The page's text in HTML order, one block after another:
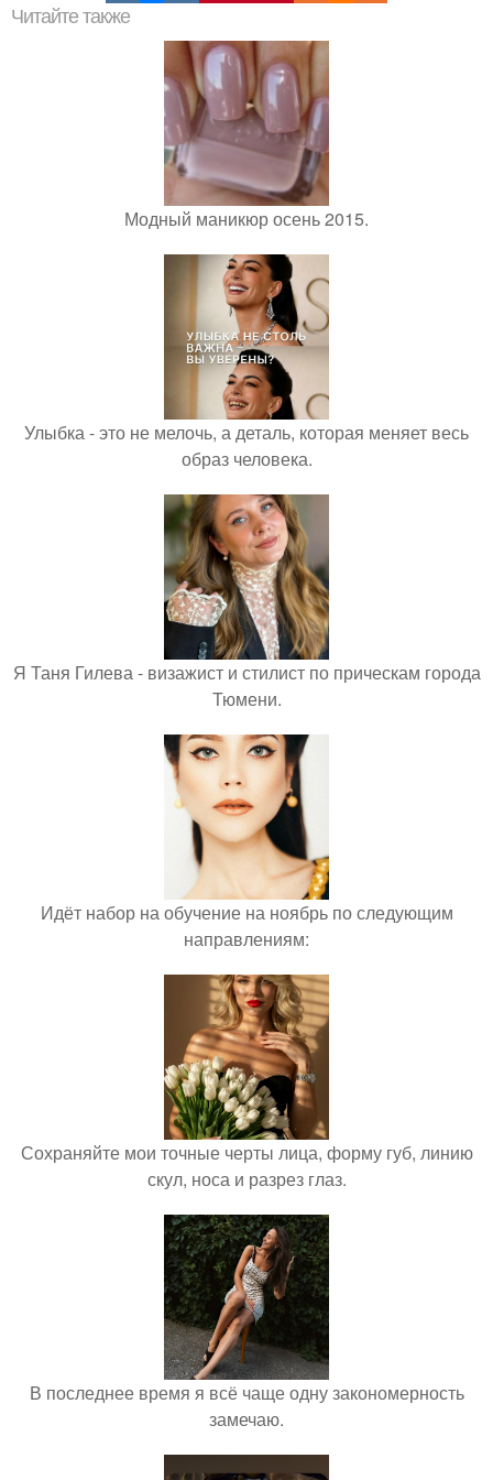
Читайте также
Модный маникюр осень 2015.
Улыбка - это не мелочь, а деталь, которая меняет весь
образ человека.
Я Таня Гилева - визажист и стилист по прическам города
Тюмени.
Идёт набор на обучение на ноябрь по следующим
направлениям:
Сохраняйте мои точные черты лица, форму губ, линию
скул, носа и разрез глаз.
В последнее время я всё чаще одну закономерность
замечаю.